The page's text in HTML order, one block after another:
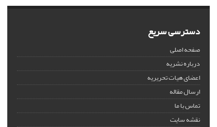
دسترسی سریع
صفحه اصلی
درباره نشریه
اعضای هیات تحریریه
ارسال مقاله
تماس با ما
نقشه سایت